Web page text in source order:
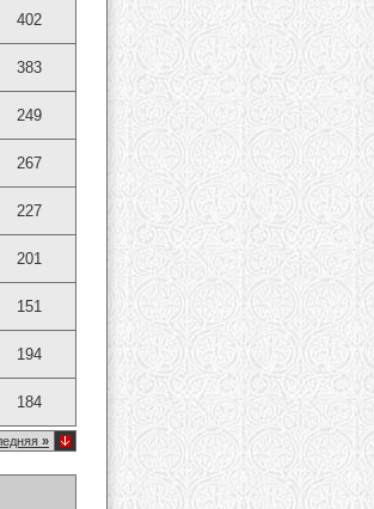
402
383
249
267
227
201
151
194
184
»